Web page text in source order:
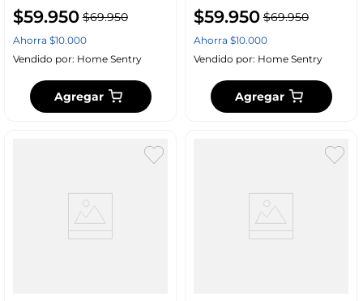
$59.950 $69.950
Ahorra $10.000
Vendido por: Home Sentry
Agregar
$59.950 $69.950
Ahorra $10.000
Vendido por: Home Sentry
Agregar